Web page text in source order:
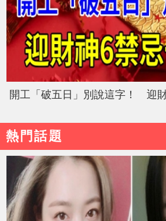
開工「破五日」別說這字！ 迎
熱門話題